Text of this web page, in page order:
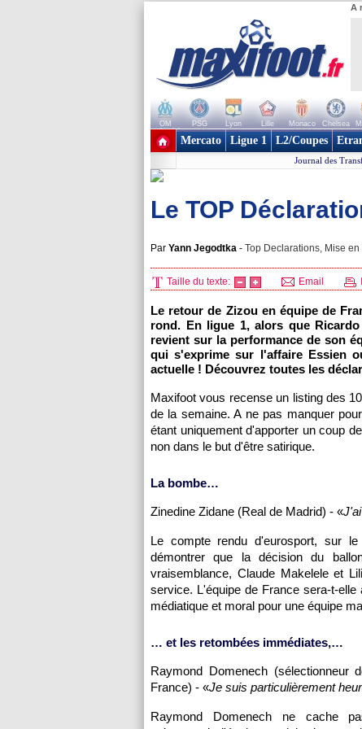
A
OM PSG Lyon Lille Monaco Chelsea
+ de clubs
Mercato Ligue 1 L2/Coupes
Journal des
Le TOP
Par Yann Jegodtka - Top Declarations, Mise en
Taille du texte: Email
Le retour de Zizou en équipe de
rond. En ligue 1, alors que
revient sur la performance de son
qui s'exprime sur l'affaire Essien
actuelle ! Découvrez toutes les
Maxifoot vous recense un listing des
de la semaine. A ne pas manquer
étant uniquement d'apporter un coup
non dans le but d'être satirique.
La bombe…
Zinedine Zidane (Real de Madrid) - «
Le compte rendu d'eurosport, sur
démontrer que la décision du
vraisemblance, Claude Makelele et
service. L'équipe de France sera-t-
médiatique et moral pour une équipe
… et les retombées immédiates,…
Raymond Domenech (sélectionneur
France) - «Je suis particulièrement
Raymond Domenech ne cache